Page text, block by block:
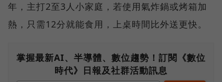
年，主打2至3人小家庭，若使用氣炸鍋或烤箱加
熱，只需12分就能食用，上桌時間比外送更快。
掌握最新AI、半導體、數位趨勢！訂閱《數位
時代》日報及社群活動訊息